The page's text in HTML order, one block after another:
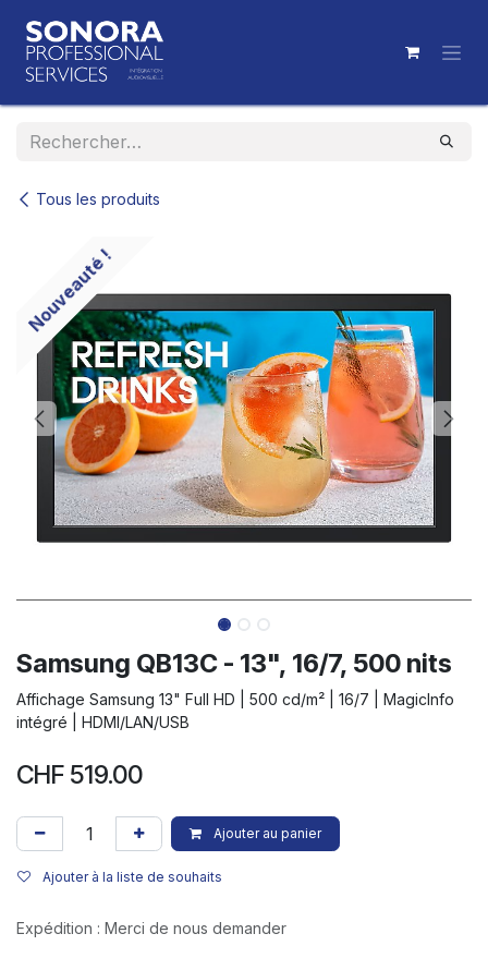
Tous les produits
Nouveauté !
Samsung QB13C - 13", 16/7, 500 nits
Affichage Samsung 13" Full HD | 500 cd/m² | 16/7 | MagicInfo
intégré | HDMI/LAN/USB
CHF 519.00
Ajouter au panier
Ajouter à la liste de souhaits
Expédition : Merci de nous demander